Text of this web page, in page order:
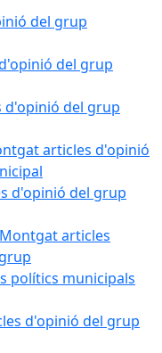
del grup
del grup
d'opinió del grup
articles d'opinió
d'opinió del grup
articles
polítics municipals
d'opinió del grup